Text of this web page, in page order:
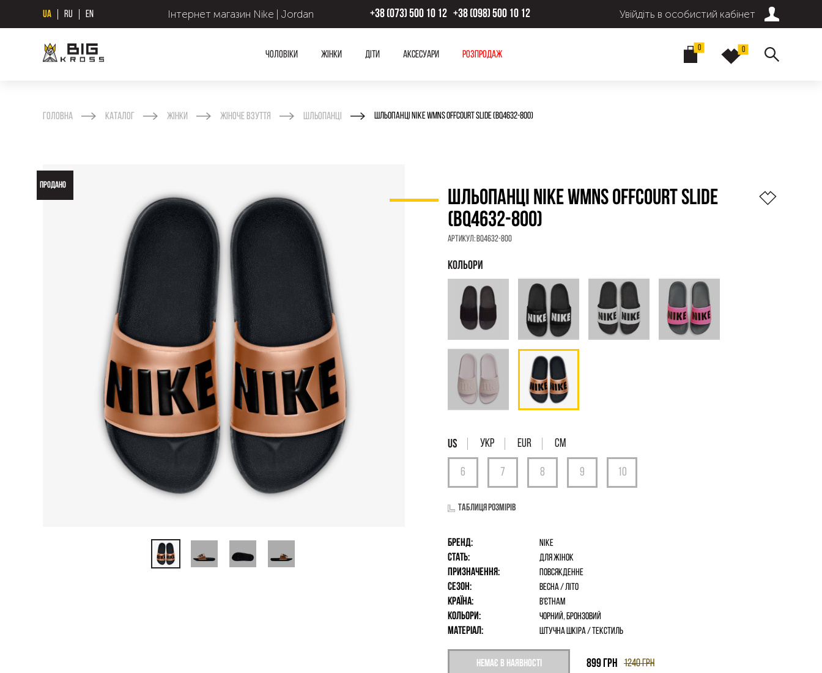
UA RU EN Інтернет магазин Nike | Jordan +38 (073) 500 10 12 +38 (098) 500 10 12 Увійдіть в особистий кабінет
Чоловіки Жінки Діти Аксесуари Розпродаж
0 0
Головна Каталог Жінки Жіноче взуття Шльопанці ШЛЬОПАНЦІ NIKE WMNS OFFCOURT SLIDE (BQ4632-800)
ПРОДАНО
ШЛЬОПАНЦІ NIKE WMNS OFFCOURT SLIDE
(BQ4632-800)
Артикул:BQ4632-800
УКР EUR СМ
Таблиця розмірів
Бренд: Nike
Стать: для жінок
Призначення: Повсякденне
Сезон: Весна / Літо
Країна: В'єтнам
Кольори: Чорний, Бронзовий
Матеріал: штучна шкіра / текстиль
Немає в наявності 1240грн
899 грн